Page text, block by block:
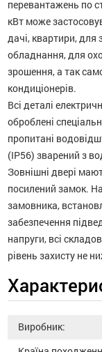
перевантажень по
кВт може
дачі, квартири, для
обладнання, для
зрошення, а так
кондиціонерів.
Всі деталі
оброблені
пропитані
(IP56) зварений з
Зовнішні двері
посилений замок. На
замовника,
забезпечення
напруги, всі
рівень захисту не
Виробник: